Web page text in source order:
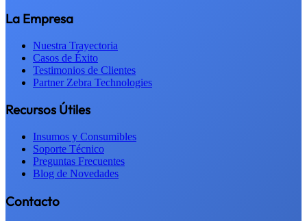
La Empresa
Nuestra Trayectoria
Casos de Éxito
Testimonios de Clientes
Partner Zebra Technologies
Recursos Útiles
Insumos y Consumibles
Soporte Técnico
Preguntas Frecuentes
Blog de Novedades
Contacto